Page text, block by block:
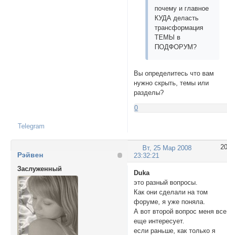
почему и главное
КУДА деласть
трансформация
ТЕМЫ в
ПОДФОРУМ?
Вы определитесь что вам
нужно скрыть, темы или
разделы?
0
Telegram
20
Вт, 25 Мар 2008
23:32:21
Рэйвен
Заслуженный
Duka
это разный вопросы.
Как они сделали на том
форуме, я уже поняла.
А вот второй вопрос меня все
еще интересует.
если раньше, как только я